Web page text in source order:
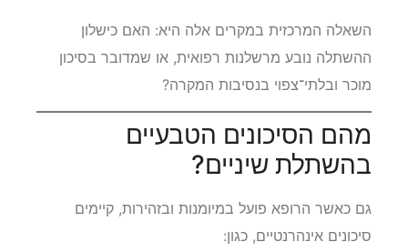
השאלה המרכזית במקרים אלה היא: האם כישלון
ההשתלה נובע מרשלנות רפואית, או שמדובר בסיכון
מוכר ובלתי־צפוי בנסיבות המקרה?
מהם הסיכונים הטבעיים
בהשתלת שיניים?
גם כאשר הרופא פועל במיומנות ובזהירות, קיימים
סיכונים אינהרנטיים, כגון: